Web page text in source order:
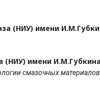
(НИУ) имени
(НИУ) имени И.М.Губкина
смазочных